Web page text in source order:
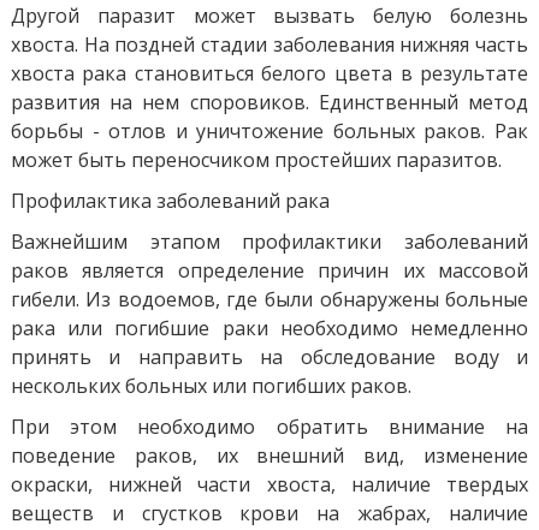
Другой паразит может вызвать белую болезнь
хвоста. На поздней стадии заболевания нижняя часть
хвоста рака становиться белого цвета в результате
развития на нем споровиков. Единственный метод
борьбы - отлов и уничтожение больных раков. Рак
может быть переносчиком простейших паразитов.
Профилактика заболеваний рака
Важнейшим этапом профилактики заболеваний
раков является определение причин их массовой
гибели. Из водоемов, где были обнаружены больные
рака или погибшие раки необходимо немедленно
принять и направить на обследование воду и
нескольких больных или погибших раков.
При этом необходимо обратить внимание на
поведение раков, их внешний вид, изменение
окраски, нижней части хвоста, наличие твердых
веществ и сгустков крови на жабрах, наличие